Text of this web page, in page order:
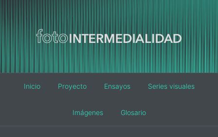
Main
Inicio Proyecto Ensayos Series visuales
Imágenes Glosario